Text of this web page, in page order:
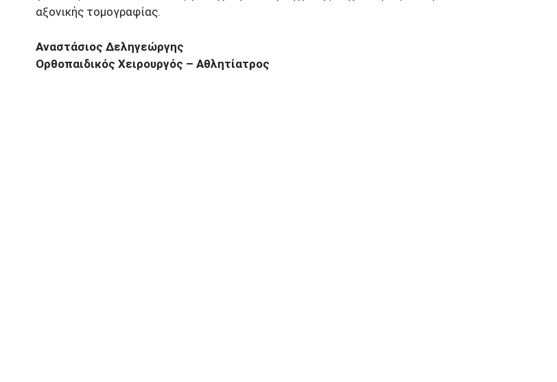
αξονικής τομογραφίας.
Αναστάσιος Δεληγεώργης
Ορθοπαιδικός Χειρουργός – Aθλητίατρος